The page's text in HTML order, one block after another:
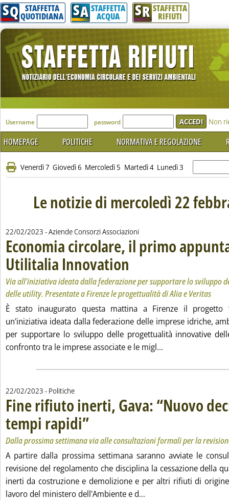
SQ STAFFETTA
QUOTIDIANA SA STAFFETTA
ACQUA SR STAFFETTA
RIFIUTI
'Modulo Login per accedere'
Username password Non
HOMEPAGE POLITICHE NORMATIVA E REGOLAZIONE
Venerdì 7 Giovedì 6 Mercoledì 5 Martedì 4 Lunedì 3
Le notizie di mercoledì 22
22/02/2023 - Aziende Consorzi Associazioni
Economia circolare, il primo
Utilitalia Innovation . Sottotitolo: Via all'iniziativa ideata
. Pubblicata mercoledì 22 febbraio
Via all'iniziativa ideata dalla federazione per supportare lo sviluppo
delle utility. Presentate a Firenze le progettualità di Alia e Veritas
È stato inaugurato questa mattina a Firenze il progetto
un'iniziativa ideata dalla federazione delle imprese idriche,
per supportare lo sviluppo delle progettualità innovative
confronto tra le imprese associate e le migl...
22/02/2023 - Politiche
Fine rifiuto inerti, Gava: “Nuovo
tempi rapidi”. Sottotitolo: Dalla prossima settimana via alle
. Pubblicata mercoledì 22 febbraio 2023 alle 12.40.
Dalla prossima settimana via alle consultazioni formali per la
A partire dalla prossima settimana saranno avviate le
revisione del regolamento che disciplina la cessazione della
inerti da costruzione e demolizione e per altri rifiuti di
lavoro del ministero dell'Ambiente e d...